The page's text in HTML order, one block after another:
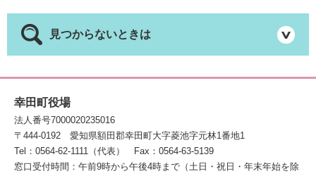
見つからないときは
幸田町役場
法人番号7000020235016
〒444-0192
愛知県額田郡幸田町大字菱池字元林1番地1
Tel：0564-62-1111（代表）
Fax：0564-63-5139
窓口受付時間：午前9時から午後4時まで（土日・祝日・年末年始を除